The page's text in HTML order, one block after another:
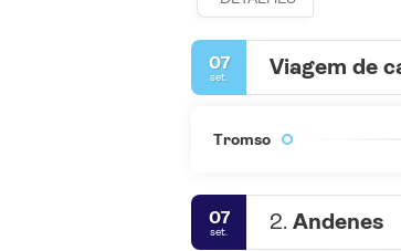
07
set. Viagem de
Tromso
07
set. 2. Andenes